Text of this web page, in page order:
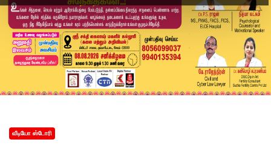
வீடியோ ஸ்டோரி